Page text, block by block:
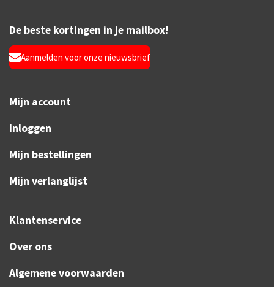
De beste kortingen in je mailbox!
Aanmelden voor onze nieuwsbrief
Mijn account
Inloggen
Mijn bestellingen
Mijn verlanglijst
Klantenservice
Over ons
Algemene voorwaarden